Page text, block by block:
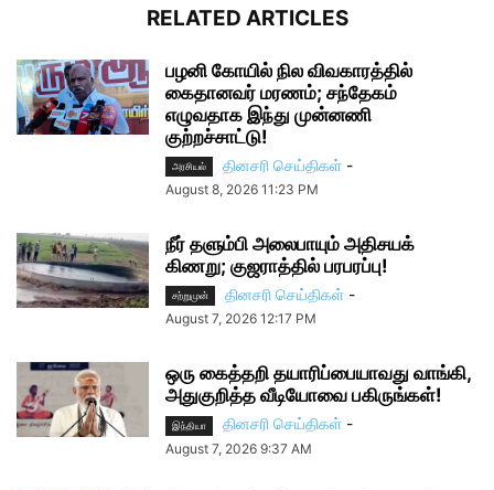
RELATED ARTICLES
பழனி கோயில் நில விவகாரத்தில்
கைதானவர் மரணம்; சந்தேகம்
எழுவதாக இந்து முன்னணி
குற்றச்சாட்டு!
அரசியல் தினசரி செய்திகள் -
August 8, 2026 11:23 PM
நீர் தளும்பி அலைபாயும் அதிசயக்
கிணறு; குஜராத்தில் பரபரப்பு!
சற்றுமுன் தினசரி செய்திகள் -
August 7, 2026 12:17 PM
ஒரு கைத்தறி தயாரிப்பையாவது வாங்கி,
அதுகுறித்த வீடியோவை பகிருங்கள்!
இந்தியா தினசரி செய்திகள் -
August 7, 2026 9:37 AM